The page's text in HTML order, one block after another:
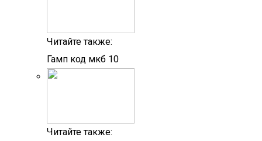
Читайте также:
Гамп код мкб 10
Читайте также: